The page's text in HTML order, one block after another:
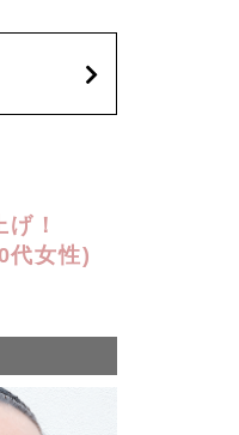
！
代女性)